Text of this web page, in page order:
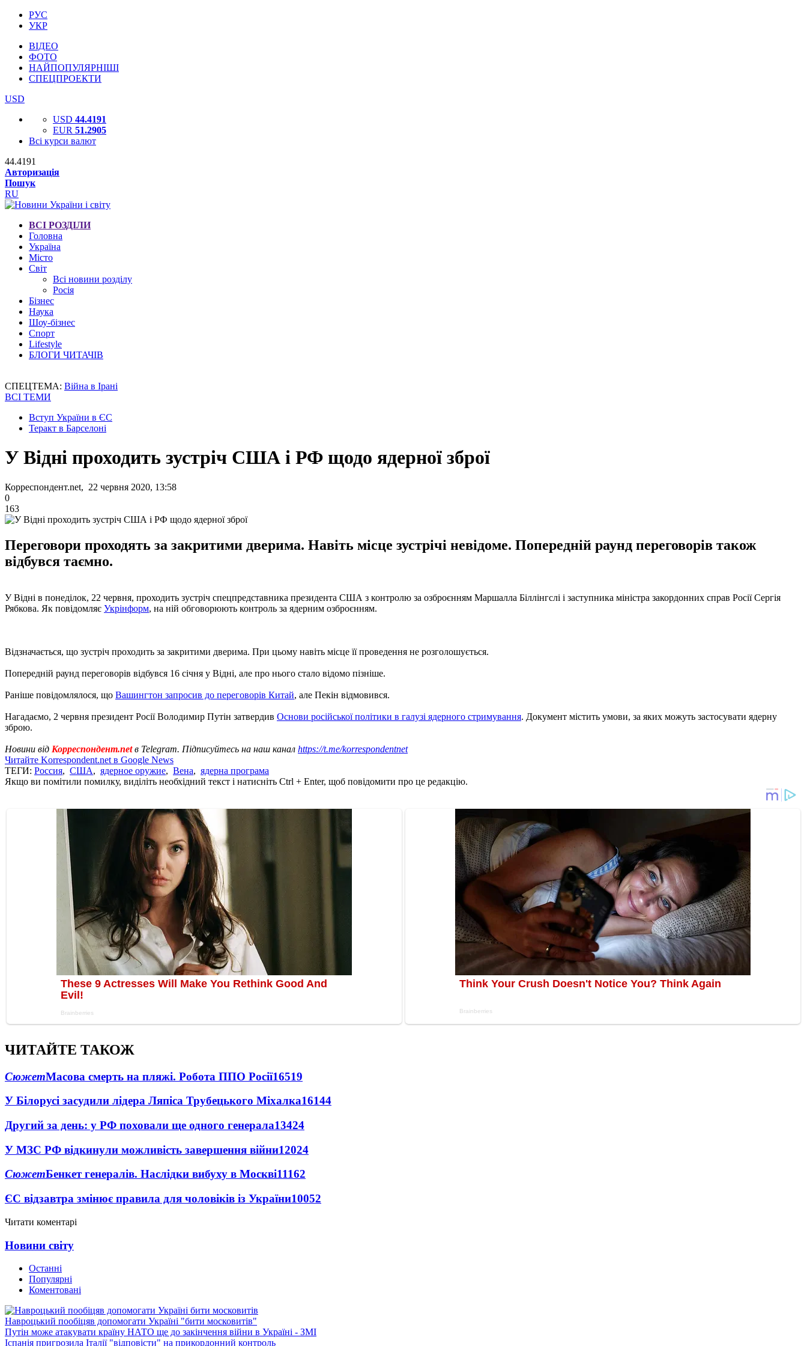
РУС
УКР
ВІДЕО
ФОТО
НАЙПОПУЛЯРНІШІ
СПЕЦПРОЕКТИ
USD
USD 44.4191
EUR 51.2905
Всі курси валют
44.4191
Авторизація
Пошук
RU
ВСІ РОЗДІЛИ
Головна
Україна
Місто
Світ
Всі новини розділу
Росія
Бізнес
Наука
Шоу-бізнес
Спорт
Lifestyle
БЛОГИ ЧИТАЧІВ
СПЕЦТЕМА: Війна в Ірані
ВСІ ТЕМИ
Вступ України в ЄС
Теракт в Барселоні
У Відні проходить зустріч США і РФ щодо ядерної зброї
Корреспондент.net, 22 червня 2020, 13:58
0
163
Переговори проходять за закритими дверима. Навіть місце зустрічі невідоме. Попередній раунд переговорів також
відбувся таємно.
У Відні в понеділок, 22 червня, проходить зустріч спецпредставника президента США з контролю за озброєнням Маршалла Біллінгслі і заступника міністра закордонних справ Росії Сергія
Рябкова. Як повідомляє Укрінформ, на ній обговорюють контроль за ядерним озброєнням.
Відзначається, що зустріч проходить за закритими дверима. При цьому навіть місце її проведення не розголошується.
Попередній раунд переговорів відбувся 16 січня у Відні, але про нього стало відомо пізніше.
Раніше повідомлялося, що Вашингтон запросив до переговорів Китай, але Пекін відмовився.
Нагадаємо, 2 червня президент Росії Володимир Путін затвердив Основи російської політики в галузі ядерного стримування. Документ містить умови, за яких можуть застосувати ядерну
зброю.
Новини від Корреспондент.netв Telegram. Підписуйтесь на наш канал https://t.me/korrespondentnet
Читайте Korrespondent.net в Google News
ТЕГИ: Россия, США, ядерное оружие, Вена, ядерна програма
Якщо ви помітили помилку, виділіть необхідний текст і натисніть Ctrl + Enter, щоб повідомити про це редакцію.
ЧИТАЙТЕ ТАКОЖ
СюжетМасова смерть на пляжі. Робота ППО Росії16519
У Білорусі засудили лідера Ляпіса Трубецького Міхалка16144
Другий за день: у РФ поховали ще одного генерала13424
У МЗС РФ відкинули можливість завершення війни12024
СюжетБенкет генералів. Наслідки вибуху в Москві11162
ЄС відзавтра змінює правила для чоловіків із України10052
Читати коментарі
Новини світу
Останні
Популярні
Коментовані
Навроцький пообіцяв допомогати Україні "бити московитів"
Путін може атакувати країну НАТО ще до закінчення війни в Україні - ЗМІ
Іспанія пригрозила Італії "відповісти" на прикордонний контроль